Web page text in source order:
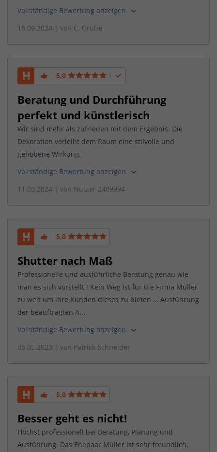
Vollständige Bewertung anzeigen
18.09.2024 | von C. Grube
5,0
Beratung und Durchführung
perfekt und künstlerisch
Wir sind mehr als zufrieden mit dem Ergebnis. Die
Dekoration verleiht dem Raum eine stilvolle und
gehobene Wirkung.
Vollständige Bewertung anzeigen
11.03.2024 | von Nutzer 2409994
5,0
Shutter nach Maß
Professionelle und ausführliche Beratung genau wie
man es sich vorstellt ! Kein Weg ist für die Firma Müller
zu weit um ihre Kunden dieses zu bieten … Ausführung
der beauftragten A...
Vollständige Bewertung anzeigen
05.05.2023 | von Patrick Schneider
5,0
Besser geht es nicht!
Höchst professionell bei Beratung, Planung und
Ausführung. Das Ehepaar Müller ist sehr freundlich,